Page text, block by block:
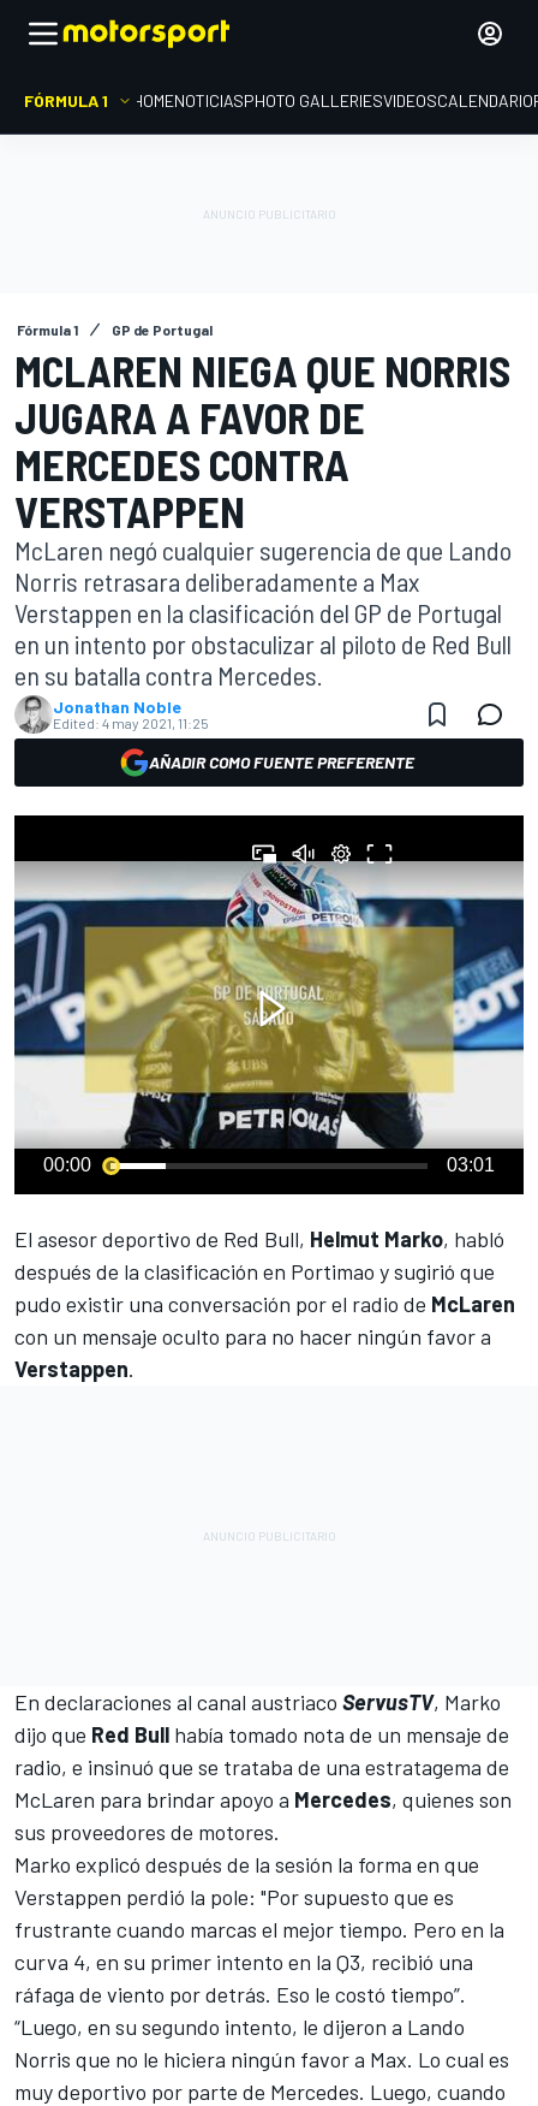
FÓRMULA 1 HOMENOTICIASPHOTO GALLERIESVIDEOSCALENDARIO
Fórmula 1 GP de Portugal
MCLAREN NIEGA QUE NORRIS
JUGARA A FAVOR DE
MERCEDES CONTRA
VERSTAPPEN
McLaren negó cualquier sugerencia de que Lando
Norris retrasara deliberadamente a Max
Verstappen en la clasificación del GP de Portugal
en un intento por obstaculizar al piloto de Red Bull
en su batalla contra Mercedes.
Jonathan Noble
Edited: 4 may 2021, 11:25
AÑADIR COMO FUENTE PREFERENTE
00:00 03:01
El asesor deportivo de Red Bull, Helmut Marko, habló
después de la clasificación en Portimao y sugirió que
pudo existir una conversación por el radio de McLaren
con un mensaje oculto para no hacer ningún favor a
Verstappen.
En declaraciones al canal austriaco ServusTV, Marko
dijo que Red Bull había tomado nota de un mensaje de
radio, e insinuó que se trataba de una estratagema de
McLaren para brindar apoyo a Mercedes, quienes son
sus proveedores de motores.
Marko explicó después de la sesión la forma en que
Verstappen perdió la pole: "Por supuesto que es
frustrante cuando marcas el mejor tiempo. Pero en la
curva 4, en su primer intento en la Q3, recibió una
ráfaga de viento por detrás. Eso le costó tiempo”.
“Luego, en su segundo intento, le dijeron a Lando
Norris que no le hiciera ningún favor a Max. Lo cual es
muy deportivo por parte de Mercedes. Luego, cuando